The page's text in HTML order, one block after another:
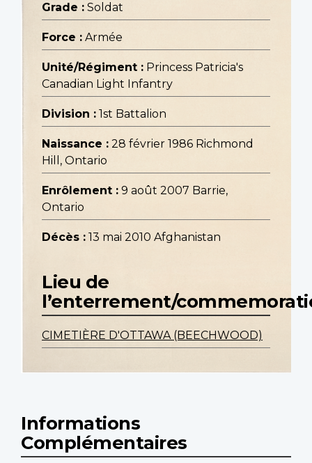
Grade : Soldat
Force : Armée
Unité/Régiment : Princess Patricia's
Canadian Light Infantry
Division : 1st Battalion
Naissance : 28 février 1986 Richmond
Hill, Ontario
Enrôlement : 9 août 2007 Barrie,
Ontario
Décès : 13 mai 2010 Afghanistan
Lieu de
l’enterrement/
CIMETIÈRE D'OTTAWA (BEECHWOOD)
Informations
Complémentaires